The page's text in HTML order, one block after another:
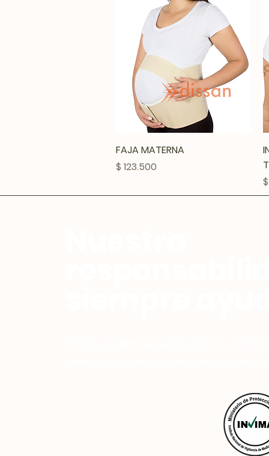
Vista rápida
FAJA MATERNA
Precio
$ 123.500